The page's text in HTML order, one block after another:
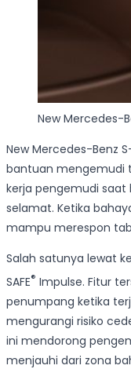
New Mercedes-
New Mercedes-Benz
bantuan mengemudi
kerja pengemudi
selamat. Ketika
mampu merespon
Salah satunya lewat
SAFE® Impulse. Fitur
penumpang ketika
mengurangi risiko
ini mendorong
menjauhi dari zona